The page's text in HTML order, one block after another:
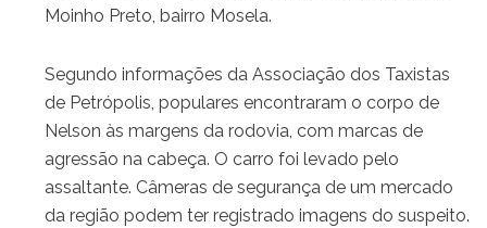
Moinho Preto, bairro Mosela.
Segundo informações da Associação dos Taxistas
de Petrópolis, populares encontraram o corpo de
Nelson às margens da rodovia, com marcas de
agressão na cabeça. O carro foi levado pelo
assaltante. Câmeras de segurança de um mercado
da região podem ter registrado imagens do suspeito.